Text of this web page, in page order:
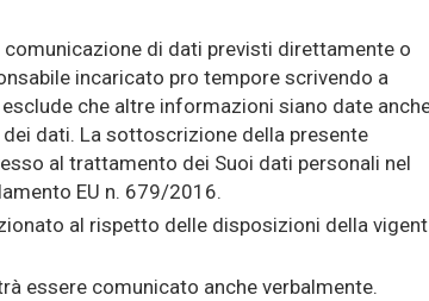
di dati previsti direttamente o
incaricato pro tempore scrivendo a
che altre informazioni siano date
dati. La sottoscrizione della presente
al trattamento dei Suoi dati personali nel
EU n. 679/2016.
al rispetto delle disposizioni della
essere comunicato anche verbalmente.